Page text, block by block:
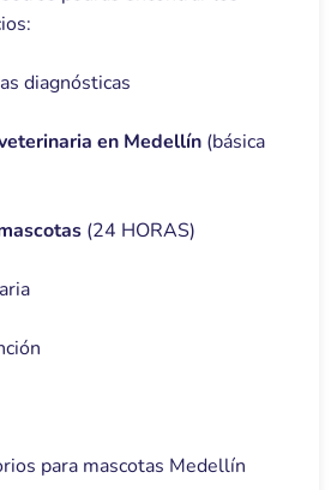
diagnósticas
en Medellín (básica
(24 HORAS)
para mascotas Medellín